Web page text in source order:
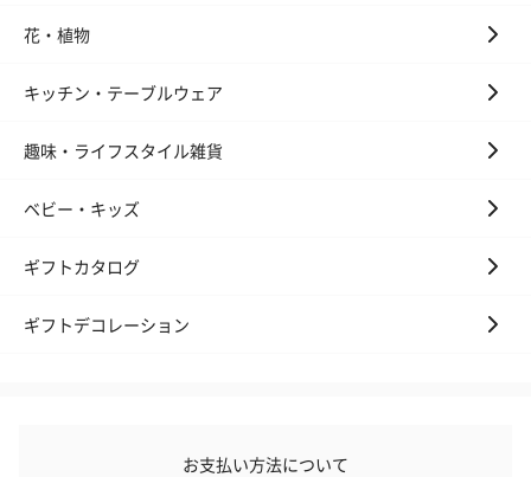
花・植物
キッチン・テーブルウェア
趣味・ライフスタイル雑貨
ベビー・キッズ
ギフトカタログ
ギフトデコレーション
お支払い方法について